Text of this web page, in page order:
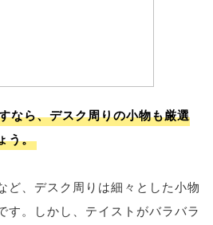
なら、デスク周りの小物も厳選
う。
ど、デスク周りは細々とした小物
す。しかし、テイストがバラバラ